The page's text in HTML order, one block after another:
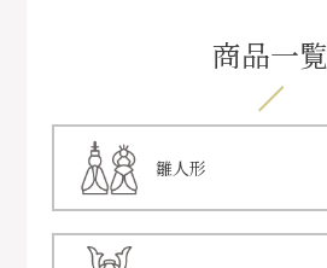
商品一覧
雛人形